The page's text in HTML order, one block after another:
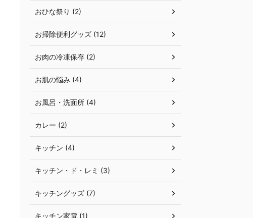
おひな祭り (2)
お掃除便利グッズ (12)
お肉の冷凍保存 (2)
お肌の悩み (4)
お風呂・洗面所 (4)
カレー (2)
キッチン (4)
キッチン・ド・レミ (3)
キッチングッズ (7)
キッチン家電 (1)